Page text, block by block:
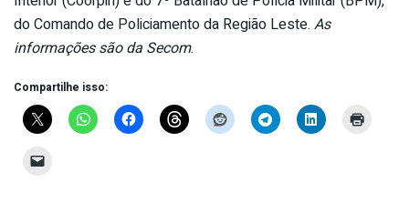
do Comando de Policiamento da Região Leste. As
informações são da Secom.
Compartilhe isso: